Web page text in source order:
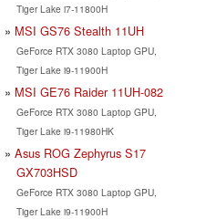
Tiger Lake i7-11800H
MSI GS76 Stealth 11UH
GeForce RTX 3080 Laptop GPU,
Tiger Lake i9-11900H
MSI GE76 Raider 11UH-082
GeForce RTX 3080 Laptop GPU,
Tiger Lake i9-11980HK
Asus ROG Zephyrus S17
GX703HSD
GeForce RTX 3080 Laptop GPU,
Tiger Lake i9-11900H